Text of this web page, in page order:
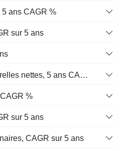
5 ans CAGR %
sur 5 ans
Immobilisations corporelles nettes, 5 ans CAGR %
%
sur 5 ans
CAGR sur 5 ans